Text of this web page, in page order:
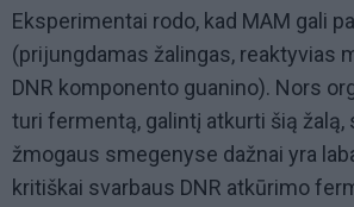
Eksperimentai rodo, kad MAM gali
(prijungdamas žalingas, reaktyvias
DNR komponento guanino). Nors
turi fermentą, galintį atkurti šią žalą,
žmogaus smegenyse dažnai yra
kritiškai svarbaus DNR atkūrimo